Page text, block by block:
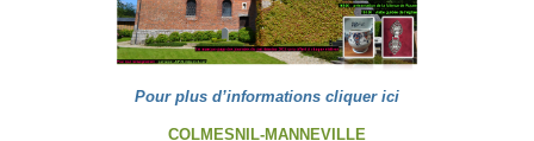
Pour plus d’informations cliquer ici
COLMESNIL-MANNEVILLE